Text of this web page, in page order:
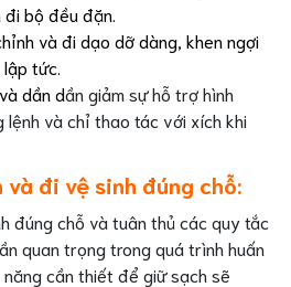
bộ đều đặn.
và đi dạo dỡ dàng, khen ngợi
tức.
dần dần giảm sự hỗ trợ hình
lệnh và chỉ thao tác với xích khi
và đi vệ sinh đúng chỗ:
đúng chỗ và tuân thủ các quy tắc
quan trọng trong quá trình huấn
cần thiết để giữ sạch sẽ